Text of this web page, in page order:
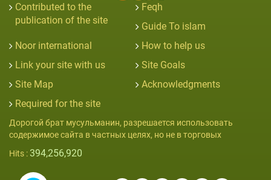
Contributed to the
publication of the site
Feqh
Guide To islam
Noor international
How to help us
Link your site with us
Site Goals
Site Map
Acknowledgments
Required for the site
Дорогой брат мусульманин, разрешается использовать
содержимое сайта в частных целях, но не в торговых
Hits : 394,256,920